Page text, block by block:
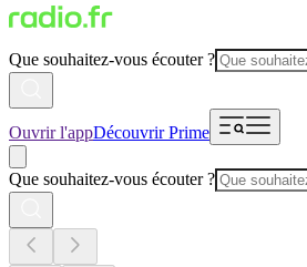
Que souhaitez-vous écouter ?
Ouvrir l'appDécouvrir Prime
Que souhaitez-vous écouter ?